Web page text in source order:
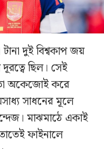
দুই বিশ্বকাপ জয়
ছিল। সেই
অকেজোই করে
সাধনের মূলে
মাঝমাঠে একাই
ফাইনালে